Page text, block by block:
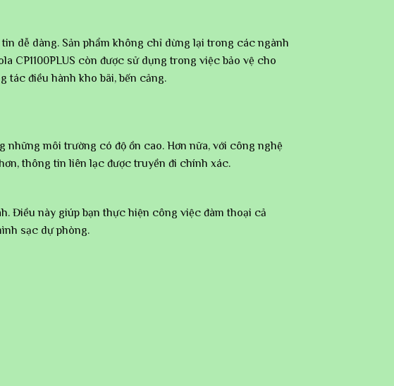
dễ dàng. Sản phẩm không chỉ dừng lại trong các ngành
CP1100PLUS còn được sử dụng trong việc bảo vệ cho
tác điều hành kho bãi, bến cảng.
môi trường có độ ồn cao. Hơn nữa, với công nghệ
thông tin liên lạc được truyền đi chính xác.
Điều này giúp bạn thực hiện công việc đàm thoại cả
sạc dự phòng.